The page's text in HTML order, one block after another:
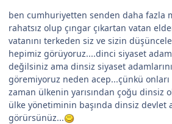
ben cumhuriyetten senden daha fazla
rahatsız olup çıngar çıkartan vatan
vatanını terkeden siz ve sizin
hepimiz görüyoruz....dinci siyaset
değilsiniz ama dinsiz siyaset
göremiyoruz neden acep...çünkü
zaman ülkenin yarısından çoğu dinsiz
ülke yönetiminin başında dinsiz devlet
görürsünüz...